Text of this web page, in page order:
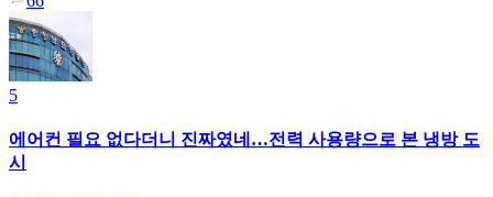
5
에어컨 필요 없다더니 진짜였네…전력 사용량으로 본 냉방 도
시